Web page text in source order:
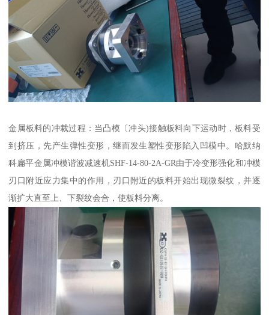
金属板料的冲裁过程：当凸模〔冲头)接触板料向下运动时，板料受
到挤压，先产生弹性变形，继而发生塑性变形陷入凹模中。哈默纳
科扁平金属冲模谐波减速机SHF-14-80-2A-GR由于冷变形强化和冲模
刃口附近应力集中的作用，刃口附近的板料开始出现微裂纹，并逐
渐扩大直至上、下裂纹会合，使板料分离。